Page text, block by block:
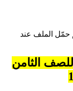
حمّل الملف عند
الثامن